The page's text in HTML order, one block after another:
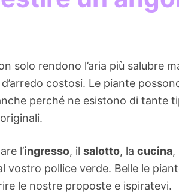
solo rendono l’aria più salubre
costosi. Le piante
perché ne esistono di tante
l’ingresso, il salotto, la cucina,
pollice verde. Belle le
le nostre proposte e ispiratevi.